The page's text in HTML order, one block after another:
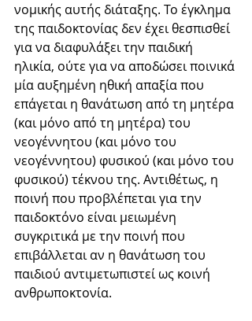
νομικής αυτής διάταξης. Το έγκλημα
της παιδοκτονίας δεν έχει θεσπισθεί
για να διαφυλάξει την παιδική
ηλικία, ούτε για να αποδώσει ποινικά
μία αυξημένη ηθική απαξία που
επάγεται η θανάτωση από τη μητέρα
(και μόνο από τη μητέρα) του
νεογέννητου (και μόνο του
νεογέννητου) φυσικού (και μόνο του
φυσικού) τέκνου της. Αντιθέτως, η
ποινή που προβλέπεται για την
παιδοκτόνο είναι μειωμένη
συγκριτικά με την ποινή που
επιβάλλεται αν η θανάτωση του
παιδιού αντιμετωπιστεί ως κοινή
ανθρωποκτονία.